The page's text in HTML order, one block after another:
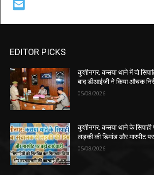
EDITOR PICKS
कुशीनगर: कसया थाने में दो
बाद डीआईजी ने किया औचक
05/08/2026
कुशीनगर: कसया थाने के
लड़की की डिमांड और मारपीट पर
05/08/2026